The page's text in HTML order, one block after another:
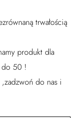
trwałością
produkt dla
50 !
do nas i